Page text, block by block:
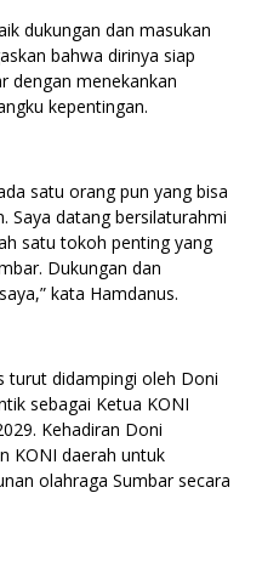
dukungan dan masukan
bahwa dirinya siap
dengan menekankan
kepentingan.
satu orang pun yang bisa
Saya datang bersilaturahmi
satu tokoh penting yang
Dukungan dan
kata Hamdanus.
turut didampingi oleh Doni
sebagai Ketua KONI
Kehadiran Doni
KONI daerah untuk
olahraga Sumbar secara